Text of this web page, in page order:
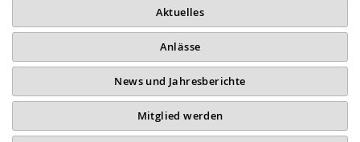
Aktuelles
Anlässe
News und Jahresberichte
Mitglied werden